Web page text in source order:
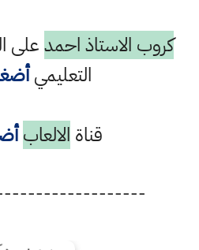
كروب الاستاذ احمدعلى
التعليمي
قناة الالعاب